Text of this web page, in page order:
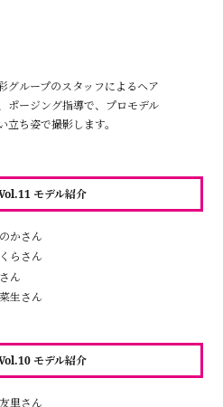
グループのスタッフによるヘア
ポージング指導で、 プロモデル
立ち姿で撮影します。
モデル紹介
モデル紹介